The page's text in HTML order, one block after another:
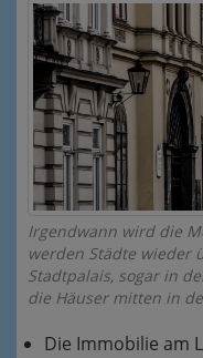
Irgendwann wird die
werden Städte wieder
Stadtpalais, sogar in
die Häuser mitten in
Die Immobilie am